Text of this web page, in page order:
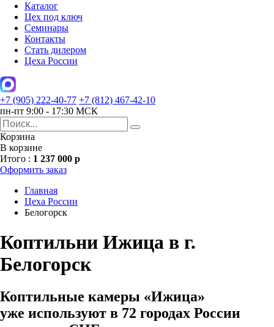
Каталог
Цех под ключ
Семинары
Контакты
Стать дилером
Цеха России
+7 (905) 222-40-77 +7 (812) 467-42-10
пн-пт 9:00 - 17:30 МСК
Корзина
В корзине
Итого : 1 237 000 р
Оформить заказ
Главная
Цеха России
Белогорск
Коптильни Ижица в г.
Белогорск
Коптильные камеры «Ижица»
уже используют в 72 городах России